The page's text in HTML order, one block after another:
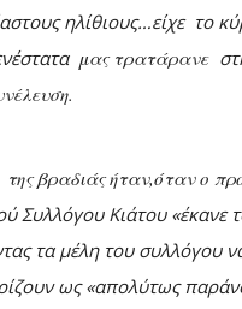
ηλίθιους…είχε το
μας τρατάρανε
βραδιάς ήταν,όταν ο
Συλλόγου Κιάτου«έκανε
τα μέλη του συλλόγου
ως «απολύτως